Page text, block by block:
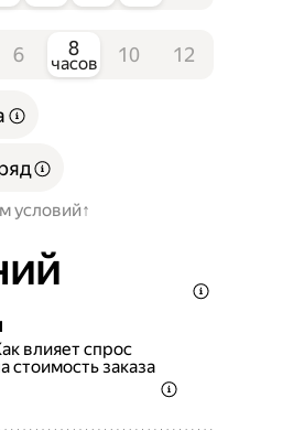
6 8
часов 10 12
условий
влияет спрос
стоимость заказа